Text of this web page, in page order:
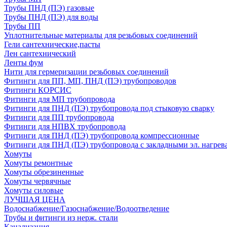
Трубы ПНД (ПЭ) газовые
Трубы ПНД (ПЭ) для воды
Трубы ПП
Уплотнительные материалы для резьбовых соединений
Гели сантехнические,пасты
Лен сантехнический
Ленты фум
Нити для гермеризации резьбовых соединений
Фитинги для ПП, МП, ПНД (ПЭ) трубопроводов
Фитинги КОРСИС
Фитинги для МП трубопровода
Фитинги для ПНД (ПЭ) трубопровода под стыковую сварку
Фитинги для ПП трубопровода
Фитинги для НПВХ трубопровода
Фитинги для ПНД (ПЭ) трубопровода компрессионные
Фитинги для ПНД (ПЭ) трубопровода с закладными эл.
Хомуты
Хомуты ремонтные
Хомуты обрезиненные
Хомуты червячные
Хомуты силовые
ЛУЧШАЯ ЦЕНА
Водоснабжение/Газоснабжение/Водоотведение
Трубы и фитинги из нерж. стали